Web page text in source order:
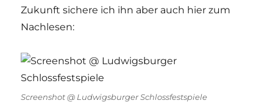
Zukunft sichere ich ihn aber auch hier zum
Nachlesen:
Screenshot @ Ludwigsburger Schlossfestspiele